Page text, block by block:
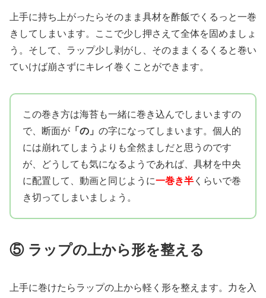
上手に持ち上がったらそのまま具材を酢飯でくるっと一巻
きしてしまいます。ここで少し押さえて全体を固めましょ
う。そして、ラップ少し剥がし、そのままくるくると巻い
ていけば崩さずにキレイ巻くことができます。
この巻き方は海苔も一緒に巻き込んでしまいますの
で、断面が 「の」 の字になってしまいます。個人的
には崩れてしまうよりも全然ましだと思うのです
が、どうしても気になるようであれば、具材を中央
に配置して、動画と同じように一巻き半 くらいで巻
き切ってしまいましょう。
⑤ ラップの上から形を整える
上手に巻けたらラップの上から軽く形を整えます。力を入